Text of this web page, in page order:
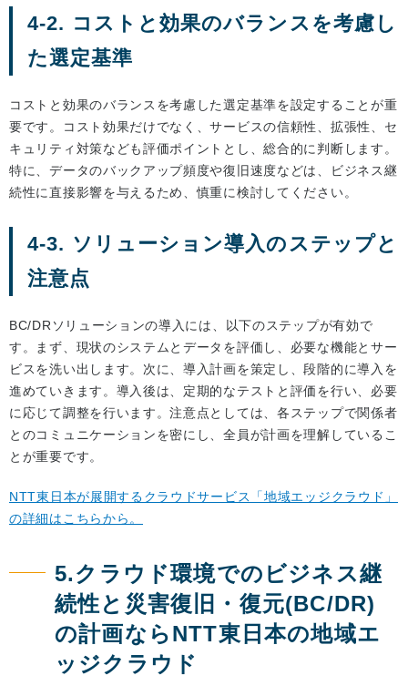
4-2. コストと効果のバランスを考慮し
た選定基準
コストと効果のバランスを考慮した選定基準を設定することが重
要です。コスト効果だけでなく、サービスの信頼性、拡張性、セ
キュリティ対策なども評価ポイントとし、総合的に判断します。
特に、データのバックアップ頻度や復旧速度などは、ビジネス継
続性に直接影響を与えるため、慎重に検討してください。
4-3. ソリューション導入のステップと
注意点
BC/DRソリューションの導入には、以下のステップが有効で
す。まず、現状のシステムとデータを評価し、必要な機能とサー
ビスを洗い出します。次に、導入計画を策定し、段階的に導入を
進めていきます。導入後は、定期的なテストと評価を行い、必要
に応じて調整を行います。注意点としては、各ステップで関係者
とのコミュニケーションを密にし、全員が計画を理解しているこ
とが重要です。
NTT東日本が展開するクラウドサービス「地域エッジクラウド」
の詳細はこちらから。
5.クラウド環境でのビジネス継
続性と災害復旧・復元(BC/DR)
の計画ならNTT東日本の地域エ
ッジクラウド